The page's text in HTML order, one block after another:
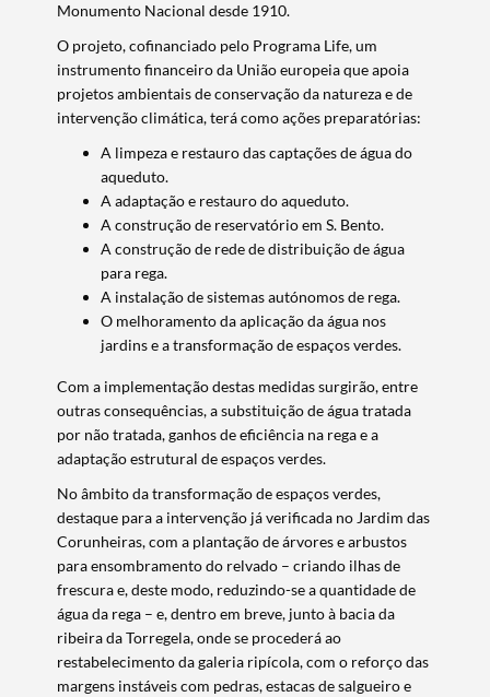
Termo de Pesquisa
Monumento Nacional desde 1910.
O projeto, cofinanciado pelo Programa Life, um
instrumento financeiro da União europeia que apoia
projetos ambientais de conservação da natureza e de
intervenção climática, terá como ações preparatórias:
A limpeza e restauro das captações de água do
aqueduto.
A adaptação e restauro do aqueduto.
A construção de reservatório em S. Bento.
A construção de rede de distribuição de água
para rega.
A instalação de sistemas autónomos de rega.
O melhoramento da aplicação da água nos
jardins e a transformação de espaços verdes.
Com a implementação destas medidas surgirão, entre
outras consequências, a substituição de água tratada
por não tratada, ganhos de eficiência na rega e a
adaptação estrutural de espaços verdes.
No âmbito da transformação de espaços verdes,
destaque para a intervenção já verificada no Jardim das
Corunheiras, com a plantação de árvores e arbustos
para ensombramento do relvado – criando ilhas de
frescura e, deste modo, reduzindo-se a quantidade de
água da rega – e, dentro em breve, junto à bacia da
ribeira da Torregela, onde se procederá ao
restabelecimento da galeria ripícola, com o reforço das
margens instáveis com pedras, estacas de salgueiro e